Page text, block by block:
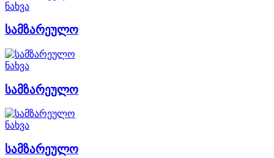
ნახვა
სამზარეულო
ნახვა
სამზარეულო
ნახვა
სამზარეულო